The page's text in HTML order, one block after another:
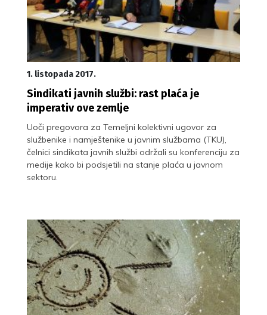
1. listopada 2017.
Sindikati javnih službi: rast plaća je
imperativ ove zemlje
Uoči pregovora za Temeljni kolektivni ugovor za
službenike i namještenike u javnim službama (TKU),
čelnici sindikata javnih službi održali su konferenciju za
medije kako bi podsjetili na stanje plaća u javnom
sektoru.